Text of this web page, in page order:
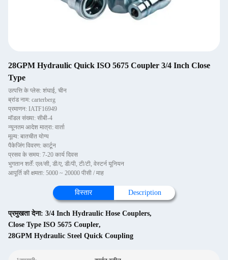
28GPM Hydraulic Quick ISO 5675 Coupler 3/4 Inch Close
Type
उत्पत्ति के प्लेस: शंघाई, चीन
ब्रांड नाम: carterberg
प्रमाणन: IATF16949
मॉडल संख्या: सीबी-4
न्यूनतम आदेश मात्रा: वार्ता
मूल्य: बातचीत योग्य
पैकेजिंग विवरण: कार्टून
प्रसव के समय: 7-20 कार्य दिवस
भुगतान शर्तें: एल/सी, डी/ए, डी/पी, टी/टी, वेस्टर्न यूनियन
आपूर्ति की क्षमता: 5000 ~ 20000 पीसी / माह
विस्तार Description
प्रमुखता देना: 3/4 Inch Hydraulic Hose Couplers,
Close Type ISO 5675 Coupler,
28GPM Hydraulic Steel Quick Coupling